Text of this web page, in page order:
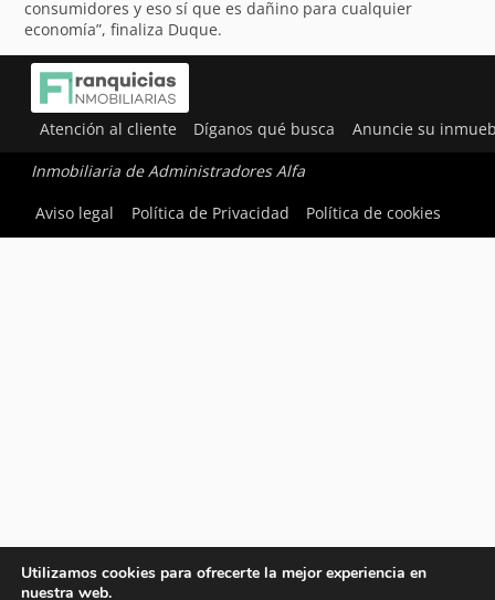
consumidores y eso sí que es dañino para cualquier
economía”, finaliza Duque.
Atención al cliente Díganos qué busca Anuncie su
Inmobiliaria de Administradores Alfa
Aviso legal
Política de Privacidad Política de cookies
Utilizamos cookies para ofrecerte la mejor experiencia en
nuestra web.